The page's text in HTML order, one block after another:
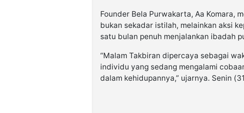
Founder Bela Purwakarta, Aa Komara,
bukan sekadar istilah, melainkan aksi
satu bulan penuh menjalankan ibadah
“Malam Takbiran dipercaya sebagai
individu yang sedang mengalami
dalam kehidupannya,” ujarnya. Senin